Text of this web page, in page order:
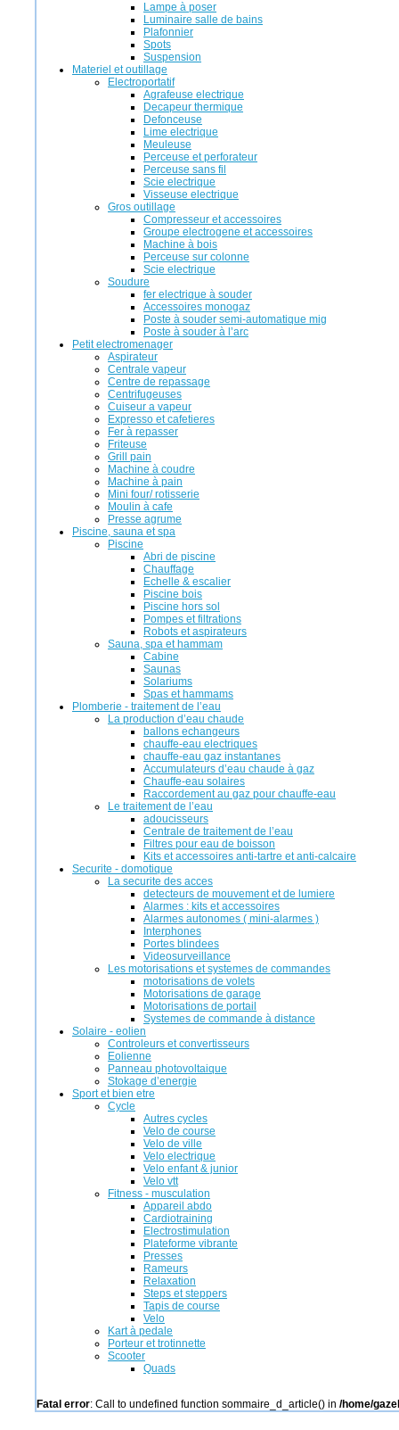
Lampe à poser
Luminaire salle de bains
Plafonnier
Spots
Suspension
Materiel et outillage
Electroportatif
Agrafeuse electrique
Decapeur thermique
Defonceuse
Lime electrique
Meuleuse
Perceuse et perforateur
Perceuse sans fil
Scie electrique
Visseuse electrique
Gros outillage
Compresseur et accessoires
Groupe electrogene et accessoires
Machine à bois
Perceuse sur colonne
Scie electrique
Soudure
fer electrique à souder
Accessoires monogaz
Poste à souder semi-automatique mig
Poste à souder à l’arc
Petit electromenager
Aspirateur
Centrale vapeur
Centre de repassage
Centrifugeuses
Cuiseur a vapeur
Expresso et cafetieres
Fer à repasser
Friteuse
Grill pain
Machine à coudre
Machine à pain
Mini four/ rotisserie
Moulin à cafe
Presse agrume
Piscine, sauna et spa
Piscine
Abri de piscine
Chauffage
Echelle & escalier
Piscine bois
Piscine hors sol
Pompes et filtrations
Robots et aspirateurs
Sauna, spa et hammam
Cabine
Saunas
Solariums
Spas et hammams
Plomberie - traitement de l’eau
La production d’eau chaude
ballons echangeurs
chauffe-eau electriques
chauffe-eau gaz instantanes
Accumulateurs d’eau chaude à gaz
Chauffe-eau solaires
Raccordement au gaz pour chauffe-eau
Le traitement de l’eau
adoucisseurs
Centrale de traitement de l’eau
Filtres pour eau de boisson
Kits et accessoires anti-tartre et anti-calcaire
Securite - domotique
La securite des acces
detecteurs de mouvement et de lumiere
Alarmes : kits et accessoires
Alarmes autonomes ( mini-alarmes )
Interphones
Portes blindees
Videosurveillance
Les motorisations et systemes de commandes
motorisations de volets
Motorisations de garage
Motorisations de portail
Systemes de commande à distance
Solaire - eolien
Controleurs et convertisseurs
Eolienne
Panneau photovoltaique
Stokage d’energie
Sport et bien etre
Cycle
Autres cycles
Velo de course
Velo de ville
Velo electrique
Velo enfant & junior
Velo vtt
Fitness - musculation
Appareil abdo
Cardiotraining
Electrostimulation
Plateforme vibrante
Presses
Rameurs
Relaxation
Steps et steppers
Tapis de course
Velo
Kart à pedale
Porteur et trotinnette
Scooter
Quads
Fatal error: Call to undefined function sommaire_d_article() in /home/